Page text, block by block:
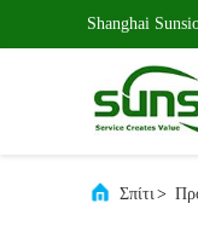
Shanghai
Σπίτι>